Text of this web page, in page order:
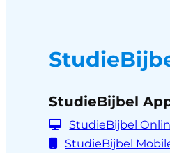
StudieBijbel
StudieBijbel
StudieBijbel